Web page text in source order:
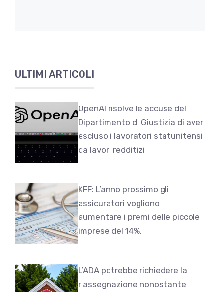
ULTIMI ARTICOLI
OpenAI risolve le accuse del
Dipartimento di Giustizia di aver
escluso i lavoratori statunitensi
da lavori redditizi
KFF: L’anno prossimo gli
assicuratori vogliono
aumentare i premi delle piccole
imprese del 14%.
L’ADA potrebbe richiedere la
riassegnazione nonostante